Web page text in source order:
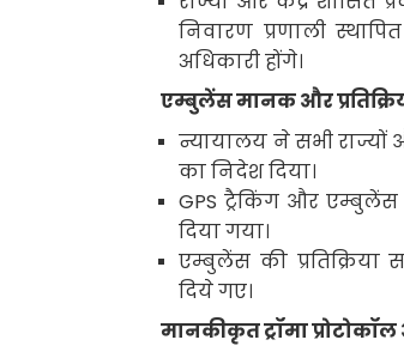
निवारण प्रणाली
अधिकारी होंगे।
एम्बुलेंस मानक और
न्यायालय ने सभी राज्यों
का निदेश दिया।
GPS ट्रैकिंग और
दिया गया।
एम्बुलेंस की प्रतिक्रिया
दिये गए।
मानकीकृत ट्रॉमाप्रोटोकॉल